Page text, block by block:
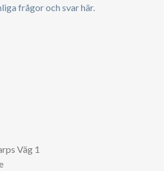
frågor och svar här.
Väg 1